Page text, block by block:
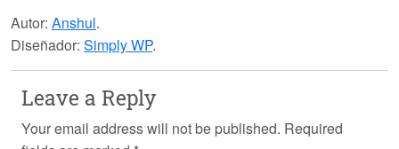
Autor: Anshul.
Diseñador: Simply WP.
Leave a Reply
Your email address will not be published. Required